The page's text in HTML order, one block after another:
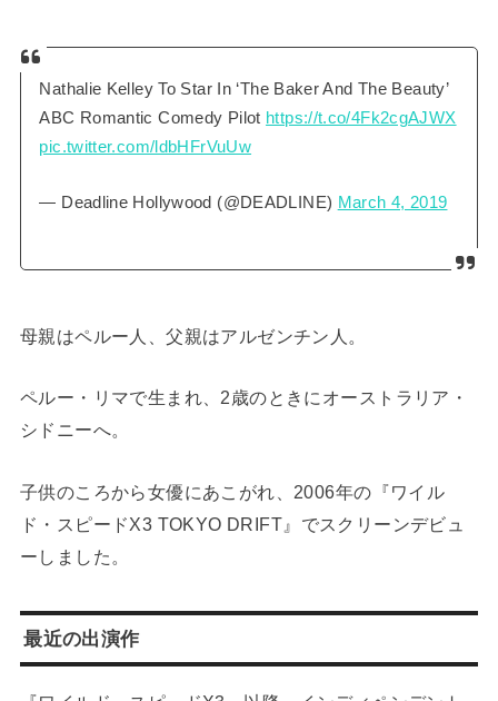
Nathalie Kelley To Star In ‘The Baker And The Beauty’
ABC Romantic Comedy Pilot https://t.co/4Fk2cgAJWX
pic.twitter.com/ldbHFrVuUw
— Deadline Hollywood (@DEADLINE) March 4, 2019
母親はペルー人、父親はアルゼンチン人。
ペルー・リマで生まれ、2歳のときにオーストラリア・
シドニーへ。
子供のころから女優にあこがれ、2006年の『ワイル
ド・スピードX3 TOKYO DRIFT』でスクリーンデビュ
ーしました。
最近の出演作